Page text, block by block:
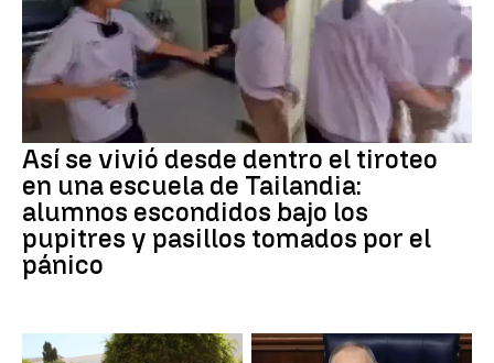
Así se vivió desde dentro el tiroteo
en una escuela de Tailandia:
alumnos escondidos bajo los
pupitres y pasillos tomados por el
pánico